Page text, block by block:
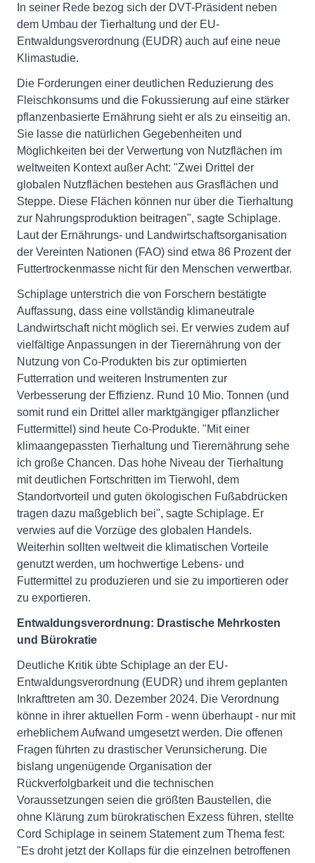
In seiner Rede bezog sich der DVT-Präsident neben
dem Umbau der Tierhaltung und der EU-
Entwaldungsverordnung (EUDR) auch auf eine neue
Klimastudie.
Die Forderungen einer deutlichen Reduzierung des
Fleischkonsums und die Fokussierung auf eine stärker
pflanzenbasierte Ernährung sieht er als zu einseitig an.
Sie lasse die natürlichen Gegebenheiten und
Möglichkeiten bei der Verwertung von Nutzflächen im
weltweiten Kontext außer Acht: "Zwei Drittel der
globalen Nutzflächen bestehen aus Grasflächen und
Steppe. Diese Flächen können nur über die Tierhaltung
zur Nahrungsproduktion beitragen", sagte Schiplage.
Laut der Ernährungs- und Landwirtschaftsorganisation
der Vereinten Nationen (FAO) sind etwa 86 Prozent der
Futtertrockenmasse nicht für den Menschen verwertbar.
Schiplage unterstrich die von Forschern bestätigte
Auffassung, dass eine vollständig klimaneutrale
Landwirtschaft nicht möglich sei. Er verwies zudem auf
vielfältige Anpassungen in der Tierernährung von der
Nutzung von Co-Produkten bis zur optimierten
Futterration und weiteren Instrumenten zur
Verbesserung der Effizienz. Rund 10 Mio. Tonnen (und
somit rund ein Drittel aller marktgängiger pflanzlicher
Futtermittel) sind heute Co-Produkte. "Mit einer
klimaangepassten Tierhaltung und Tierernährung sehe
ich große Chancen. Das hohe Niveau der Tierhaltung
mit deutlichen Fortschritten im Tierwohl, dem
Standortvorteil und guten ökologischen Fußabdrücken
tragen dazu maßgeblich bei", sagte Schiplage. Er
verwies auf die Vorzüge des globalen Handels.
Weiterhin sollten weltweit die klimatischen Vorteile
genutzt werden, um hochwertige Lebens- und
Futtermittel zu produzieren und sie zu importieren oder
zu exportieren.
Entwaldungsverordnung: Drastische Mehrkosten
und Bürokratie
Deutliche Kritik übte Schiplage an der EU-
Entwaldungsverordnung (EUDR) und ihrem geplanten
Inkrafttreten am 30. Dezember 2024. Die Verordnung
könne in ihrer aktuellen Form - wenn überhaupt - nur mit
erheblichem Aufwand umgesetzt werden. Die offenen
Fragen führten zu drastischer Verunsicherung. Die
bislang ungenügende Organisation der
Rückverfolgbarkeit und die technischen
Voraussetzungen seien die größten Baustellen, die
ohne Klärung zum bürokratischen Exzess führen, stellte
Cord Schiplage in seinem Statement zum Thema fest:
"Es droht jetzt der Kollaps für die einzelnen betroffenen